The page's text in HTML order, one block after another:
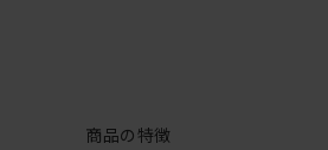
商品の特徴